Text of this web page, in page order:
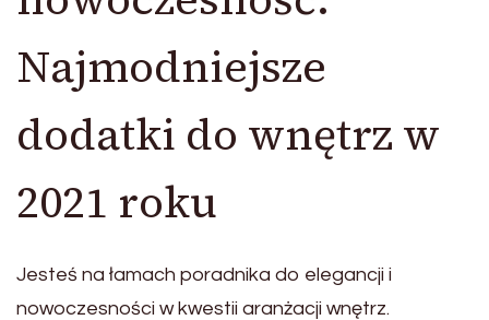
Najmodniejsze
dodatki do wnętrz w
2021 roku
Jesteś na łamach poradnika do elegancji i
nowoczesności w kwestii aranżacji wnętrz.